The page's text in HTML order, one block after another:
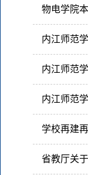
物电学院
内江师范
内江师范
内江师范
学校再建
省教厅关